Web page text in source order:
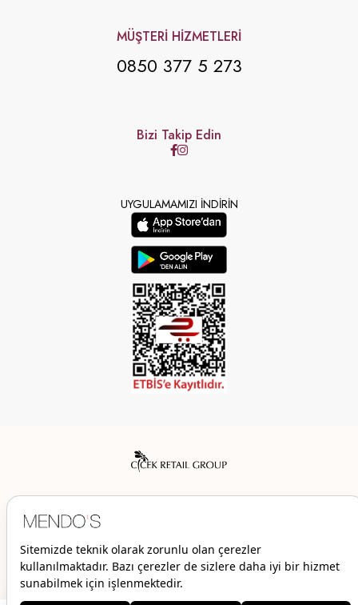
MÜŞTERİ HİZMETLERİ
0850 377 5 273
Bizi Takip Edin
UYGULAMAMIZI İNDİRİN
© 2026 Mendo’s | Her hakkı saklıdır.